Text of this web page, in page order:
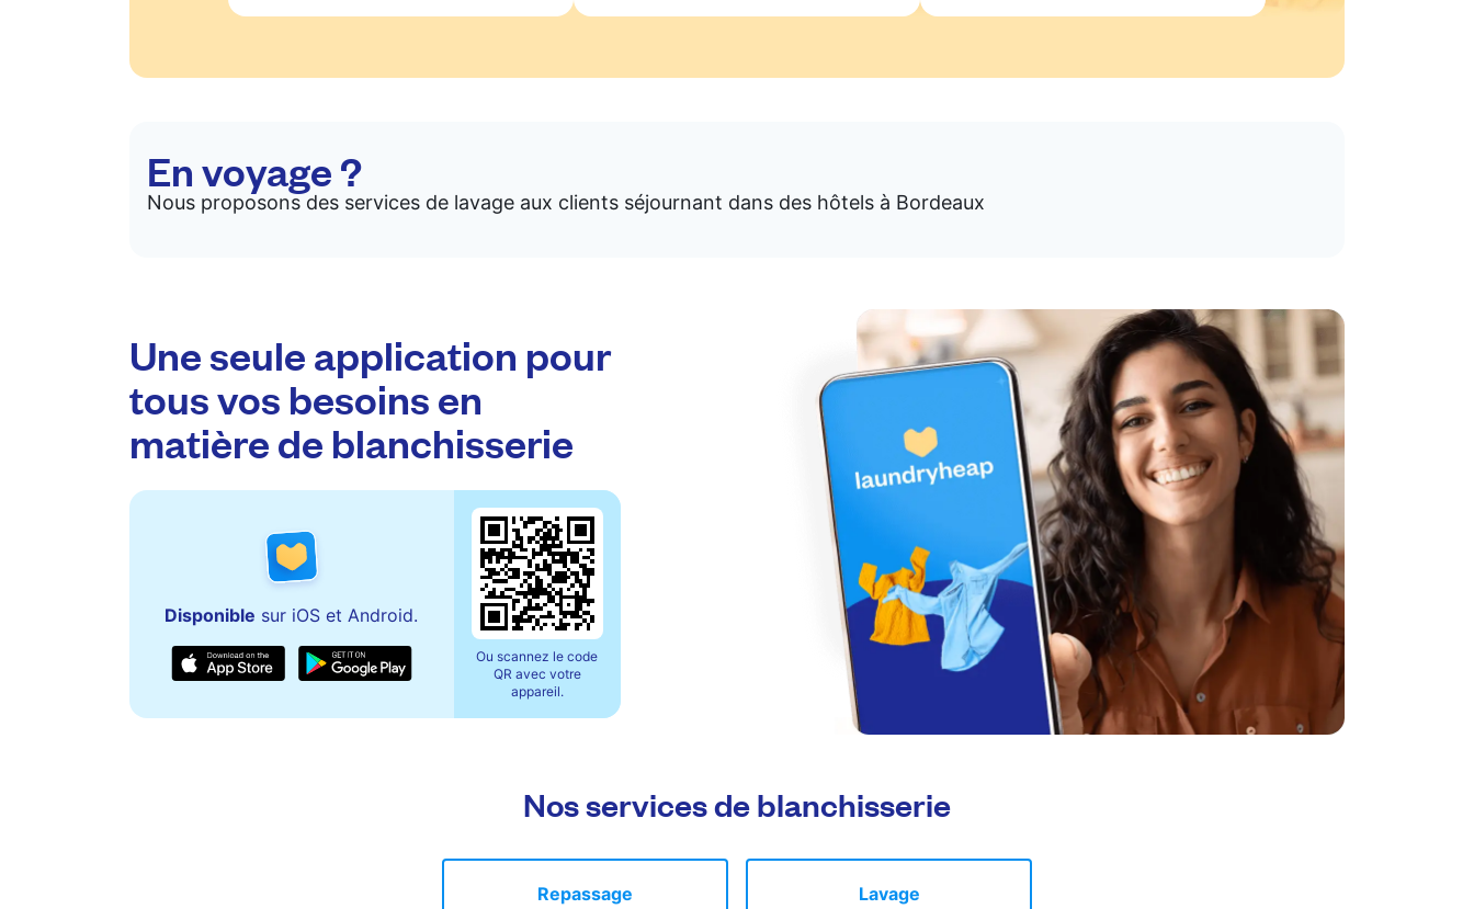
En voyage ?
Nous proposons des services de lavage aux clients séjournant dans des hôtels à Bordeaux
Une seule application pour
tous vos besoins en
matière de blanchisserie
Disponible sur iOS et Android.
Ou scannez le code
QR avec votre
appareil.
Nos services de blanchisserie
Repassage Lavage